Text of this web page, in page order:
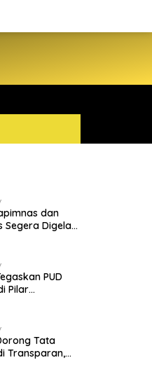
dan
Segera Digelar
PUD
Pilar
Tata
Transparan,